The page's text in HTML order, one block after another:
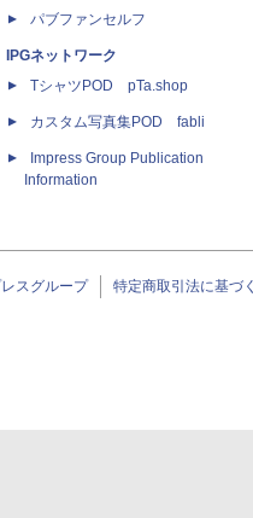
パブファンセルフ
IPGネットワーク
TシャツPOD pTa.shop
カスタム写真集POD fabli
Impress Group Publication
Information
スグループ 特定商取引法に基づ